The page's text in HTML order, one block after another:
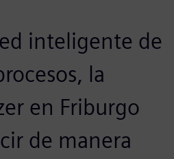
inteligente de
la
en Friburgo
de manera